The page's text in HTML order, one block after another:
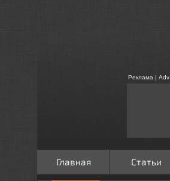
Реклама | Adv
Главная Статьи